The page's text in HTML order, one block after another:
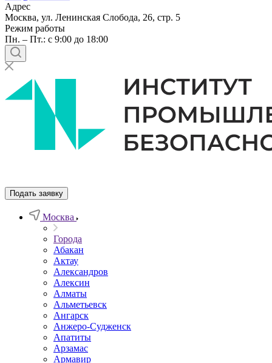
Адрес
Москва, ул. Ленинская Слобода, 26, стр. 5
Режим работы
Пн. – Пт.: с 9:00 до 18:00
Подать заявку
Москва
Города
Абакан
Актау
Александров
Алексин
Алматы
Альметьевск
Ангарск
Анжеро-Судженск
Апатиты
Арзамас
Армавир